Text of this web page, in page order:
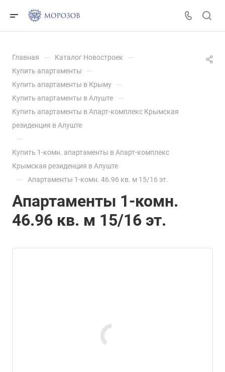
Главная — Каталог Новостроек —
Купить апартаменты —
Купить апартаменты в Крыму —
Купить апартаменты в Алуште —
Купить апартаменты в Апарт-комплекс Крымская
резиденция в Алуште
—
Купить 1-комн. апартаменты в Апарт-комплекс
Крымская резиденция в Алуште
— Апартаменты 1-комн. 46.96 кв. м 15/16 эт.
Апартаменты 1-комн.
46.96 кв. м 15/16 эт.